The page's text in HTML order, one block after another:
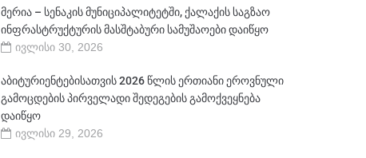
მერია – სენაკის მუნიციპალიტეტში, ქალაქის საგზაო
ინფრასტრუქტურის მასშტაბური სამუშაოები დაიწყო
ივლისი 30, 2026
აბიტურიენტებისათვის 2026 წლის ერთიანი ეროვნული
გამოცდების პირველადი შედეგების გამოქვეყნება
დაიწყო
ივლისი 29, 2026